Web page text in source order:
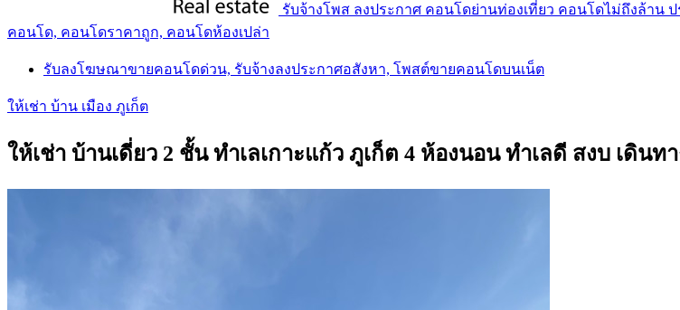
รับจ้างโพส ลงประกาศ คอนโดย่านท่องเที่ยว คอนโดไม่ถึงล้าน
คอนโด, คอนโดราคาถูก, คอนโดห้องเปล่า
รับลงโฆษณาขายคอนโดด่วน, รับจ้างลงประกาศอสังหา, โพสต์ขายคอนโดบนเน็ต
ให้เช่า บ้าน เมือง ภูเก็ต
ให้เช่า บ้านเดี่ยว 2 ชั้น ทำเลเกาะแก้ว ภูเก็ต 4 ห้องนอน ทำเลดี สงบ เดินท